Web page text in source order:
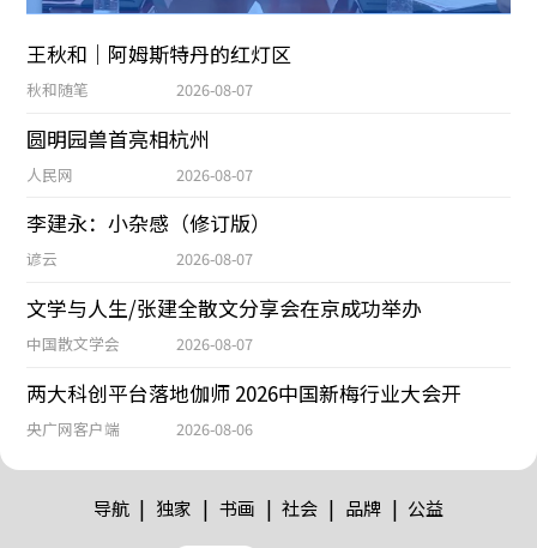
王秋和｜阿姆斯特丹的红灯区
秋和随笔 2026-08-07
圆明园兽首亮相杭州
人民网 2026-08-07
李建永：小杂感（修订版）
谚云 2026-08-07
文学与人生/张建全散文分享会在京成功举办
中国散文学会 2026-08-07
两大科创平台落地伽师 2026中国新梅行业大会开
央广网客户端 2026-08-06
导航 | 独家 | 书画 | 社会 | 品牌 | 公益